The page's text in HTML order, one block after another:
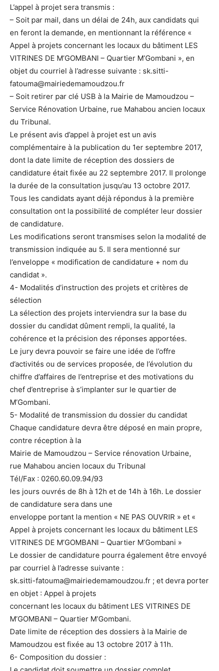
L’appel à projet sera transmis :
– Soit par mail, dans un délai de 24h, aux candidats qui
en feront la demande, en mentionnant la référence «
Appel à projets concernant les locaux du bâtiment LES
VITRINES DE M’GOMBANI – Quartier M’Gombani », en
objet du courriel à l’adresse suivante : sk.sitti-
fatouma@mairiedemamoudzou.fr
– Soit retirer par clé USB à la Mairie de Mamoudzou –
Service Rénovation Urbaine, rue Mahabou ancien locaux
du Tribunal.
Le présent avis d’appel à projet est un avis
complémentaire à la publication du 1er septembre 2017,
dont la date limite de réception des dossiers de
candidature était fixée au 22 septembre 2017. Il prolonge
la durée de la consultation jusqu’au 13 octobre 2017.
Tous les candidats ayant déjà répondus à la première
consultation ont la possibilité de compléter leur dossier
de candidature.
Les modifications seront transmises selon la modalité de
transmission indiquée au 5. Il sera mentionné sur
l’enveloppe « modification de candidature + nom du
candidat ».
4- Modalités d’instruction des projets et critères de
sélection
La sélection des projets interviendra sur la base du
dossier du candidat dûment rempli, la qualité, la
cohérence et la précision des réponses apportées.
Le jury devra pouvoir se faire une idée de l’offre
d’activités ou de services proposée, de l’évolution du
chiffre d’affaires de l’entreprise et des motivations du
chef d’entreprise à s’implanter sur le quartier de
M’Gombani.
5- Modalité de transmission du dossier du candidat
Chaque candidature devra être déposé en main propre,
contre réception à la
Mairie de Mamoudzou – Service rénovation Urbaine,
rue Mahabou ancien locaux du Tribunal
Tél/Fax : 0260.60.09.94/93
les jours ouvrés de 8h à 12h et de 14h à 16h. Le dossier
de candidature sera dans une
enveloppe portant la mention « NE PAS OUVRIR » et «
Appel à projets concernant les locaux du bâtiment LES
VITRINES DE M’GOMBANI – Quartier M’Gombani »
Le dossier de candidature pourra également être envoyé
par courriel à l’adresse suivante :
sk.sitti-fatouma@mairiedemamoudzou.fr ; et devra porter
en objet : Appel à projets
concernant les locaux du bâtiment LES VITRINES DE
M’GOMBANI – Quartier M’Gombani.
Date limite de réception des dossiers à la Mairie de
Mamoudzou est fixée au 13 octobre 2017 à 11h.
6- Composition du dossier :